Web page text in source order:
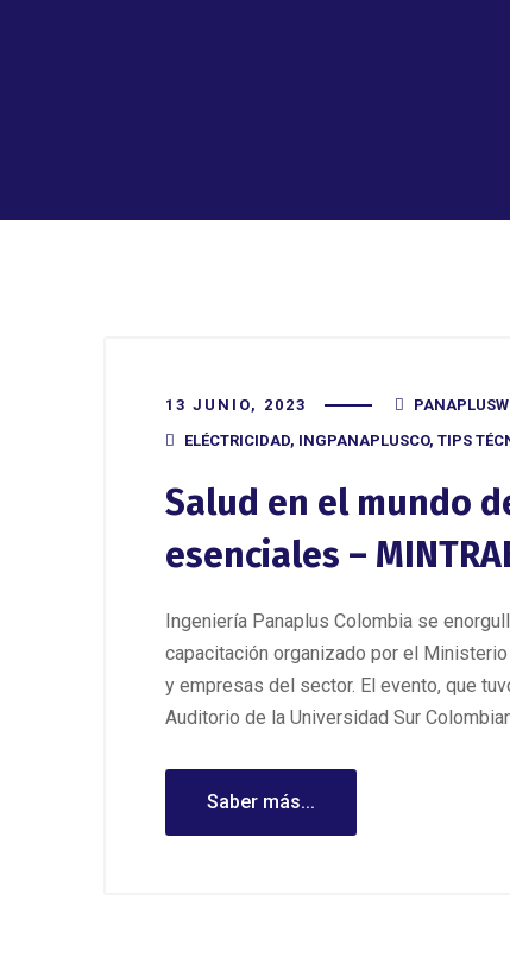
13 JUNIO, 2023
ELÉCTRICIDAD, INGPANAPLUSCO, TIPS
Salud en el mundo
esenciales –
Ingeniería Panaplus Colombia se
capacitación organizado por el
y empresas del sector. El evento, que
Auditorio de la Universidad Sur
Saber más...